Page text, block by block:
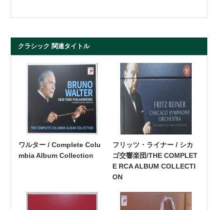
クラシック 関連タイトル
ワルター / Complete Colu
mbia Album Collection
フリッツ・ライナー / シカ
ゴ交響楽団/THE COMPLET
E RCA ALBUM COLLECTI
ON